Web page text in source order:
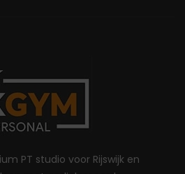
PT studio voor Rijswijk en